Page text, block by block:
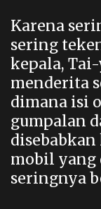
Karena
sering
kepala,
menderita
dimana isi
gumpalan
mobil yang
seringnya